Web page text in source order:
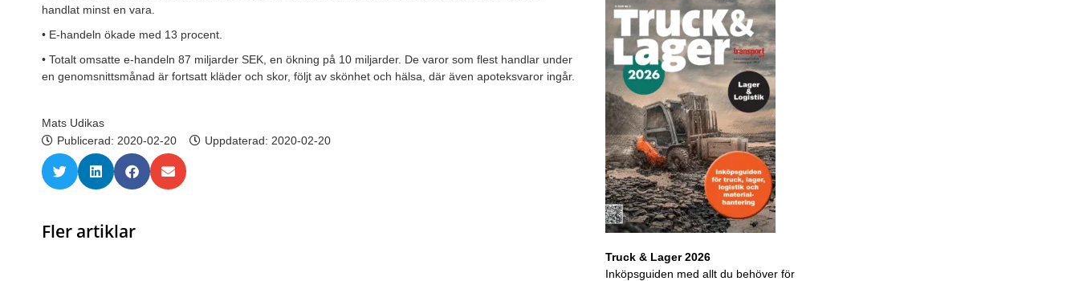
handlat minst en vara.
• E-handeln ökade med 13 procent.
• Totalt omsatte e-handeln 87 miljarder SEK, en ökning på 10 miljarder. De varor som flest handlar under
en genomsnittsmånad är fortsatt kläder och skor, följt av skönhet och hälsa, där även apoteksvaror ingår.
Mats Udikas
Publicerad: 2020-02-20 Uppdaterad: 2020-02-20
Fler artiklar
Truck & Lager 2026
Inköpsguiden med allt du behöver för